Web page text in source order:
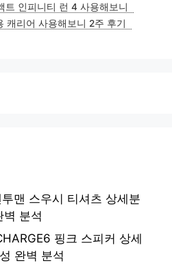
트 인피니티 런 4 사용해보니
캐리어 사용해보니 2주 후기
맨 스우시 티셔츠 상세분
벽 분석
핑크 스피커 상세
완벽 분석